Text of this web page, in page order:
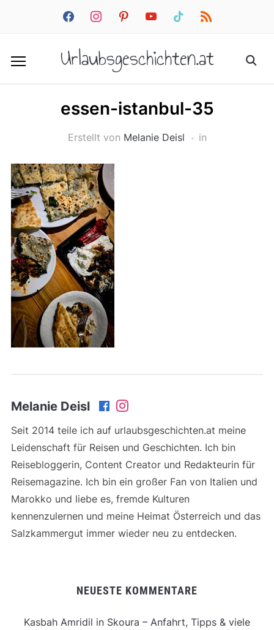
facebookinstagrampinterestyoutube tiktok rss
Urlaubsgeschichten.at
essen-istanbul-35
Erstellt von Melanie Deisl in
Melanie Deisl
Seit 2014 teile ich auf urlaubsgeschichten.at meine
Leidenschaft für Reisen und Geschichten. Ich bin
Reisebloggerin, Content Creator und Redakteurin für
Reisemagazine. Ich bin ein großer Fan von Italien und
Marokko und liebe es, fremde Kulturen
kennenzulernen und meine Heimat Österreich und das
Salzkammergut immer wieder neu zu entdecken.
NEUESTE KOMMENTARE
Kasbah Amridil in Skoura – Anfahrt, Tipps & viele